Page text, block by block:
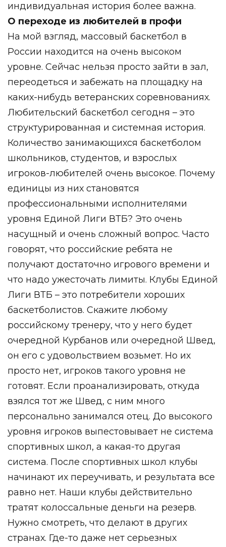
индивидуальная история более важна.
О переходе из любителей в профи
На мой взгляд, массовый баскетбол в
России находится на очень высоком
уровне. Сейчас нельзя просто зайти в зал,
переодеться и забежать на площадку на
каких-нибудь ветеранских соревнованиях.
Любительский баскетбол сегодня – это
структурированная и системная история.
Количество занимающихся баскетболом
школьников, студентов, и взрослых
игроков-любителей очень высокое. Почему
единицы из них становятся
профессиональными исполнителями
уровня Единой Лиги ВТБ? Это очень
насущный и очень сложный вопрос. Часто
говорят, что российские ребята не
получают достаточно игрового времени и
что надо ужесточать лимиты. Клубы Единой
Лиги ВТБ – это потребители хороших
баскетболистов. Скажите любому
российскому тренеру, что у него будет
очередной Курбанов или очередной Швед,
он его с удовольствием возьмет. Но их
просто нет, игроков такого уровня не
готовят. Если проанализировать, откуда
взялся тот же Швед, с ним много
персонально занимался отец. До высокого
уровня игроков выпестовывает не система
спортивных школ, а какая-то другая
система. После спортивных школ клубы
начинают их переучивать, и результата все
равно нет. Наши клубы действительно
тратят колоссальные деньги на резерв.
Нужно смотреть, что делают в других
странах. Где-то даже нет серьезных